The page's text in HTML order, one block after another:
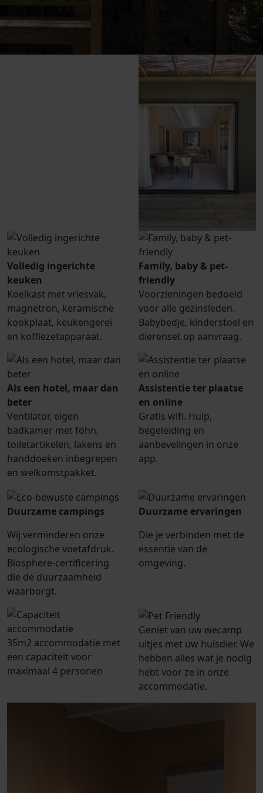
Volledig ingerichte
keuken
Koelkast met vriesvak,
magnetron, keramische
kookplaat, keukengerei
en koffiezetapparaat.
Family, baby & pet-
friendly
Voorzieningen bedoeld
voor alle gezinsleden.
Babybedje, kinderstoel en
dierenset op aanvraag.
Als een hotel, maar dan
beter
Ventilator, eigen
badkamer met föhn,
toiletartikelen, lakens en
handdoeken inbegrepen
en welkomstpakket.
Assistentie ter plaatse
en online
Gratis wifi. Hulp,
begeleiding en
aanbevelingen in onze
app.
Duurzame campings
Wij verminderen onze
ecologische voetafdruk.
Biosphere-certificering
die de duurzaamheid
waarborgt.
Duurzame ervaringen
Die je verbinden met de
essentie van de
omgeving.
35m2 accommodatie met
een capaciteit voor
maximaal 4 personen
Geniet van uw wecamp
uitjes met uw huisdier. We
hebben alles wat je nodig
hebt voor ze in onze
accommodatie.